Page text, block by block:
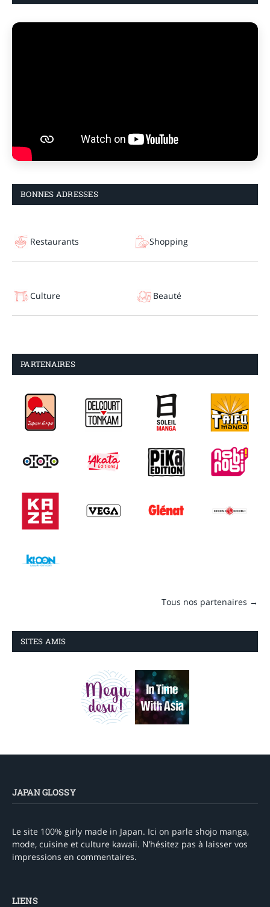
BONNES ADRESSES
Restaurants Shopping
Culture Beauté
PARTENAIRES
Tous nos partenaires →
SITES AMIS
JAPAN GLOSSY
Le site 100% girly made in Japan. Ici on parle shojo manga,
mode, cuisine et culture kawaii. N’hésitez pas à laisser vos
impressions en commentaires.
LIENS